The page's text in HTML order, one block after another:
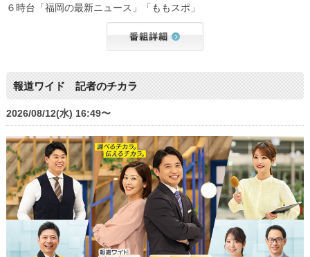
６時台「福岡の最新ニュース」「ももスポ」
報道ワイド 記者のチカラ
2026/08/12(水) 16:49〜